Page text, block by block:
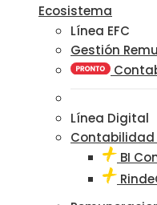
Ecosistema
Línea EFC
Gestión
Línea Digital
BI